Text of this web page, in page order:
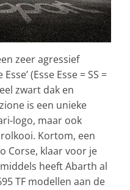
zeer agressief
(Esse Esse = SS =
zwart dak en
is een unieke
logo, maar ook
Kortom, een
Corse, klaar voor je
heeft Abarth al
TF modellen aan de